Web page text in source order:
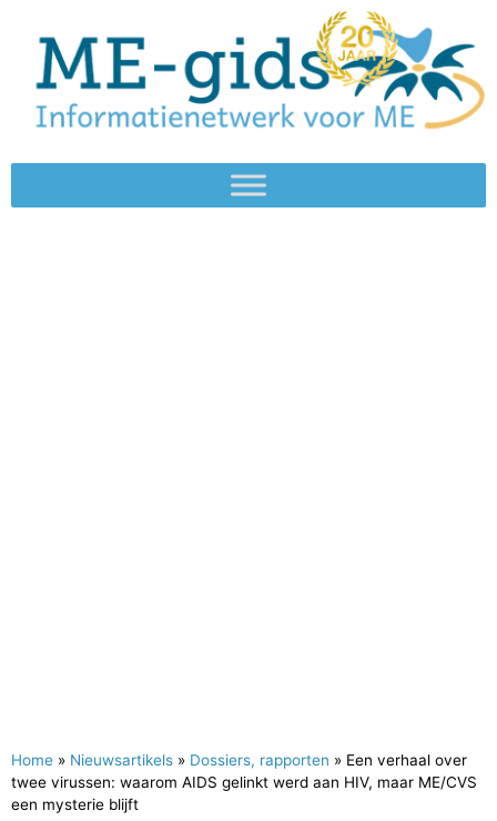
Home » Nieuwsartikels » Dossiers, rapporten » Een verhaal over
twee virussen: waarom AIDS gelinkt werd aan HIV, maar ME/CVS
een mysterie blijft